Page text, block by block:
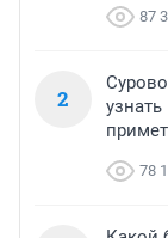
87
2
78